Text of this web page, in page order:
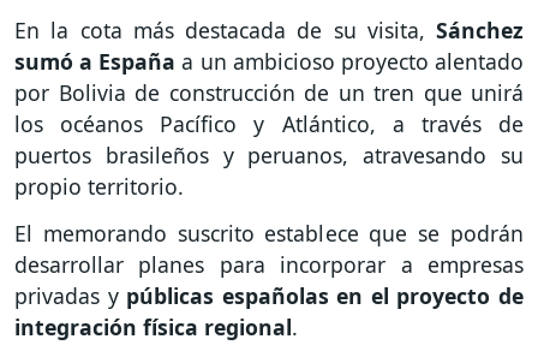
En la cota más destacada de su visita, Sánchez
sumó a España a un ambicioso proyecto alentado
por Bolivia de construcción de un tren que unirá
los océanos Pacífico y Atlántico, a través de
puertos brasileños y peruanos, atravesando su
propio territorio.
El memorando suscrito establece que se podrán
desarrollar planes para incorporar a empresas
privadas ypúblicas españolas en el proyecto de
integración física regional.